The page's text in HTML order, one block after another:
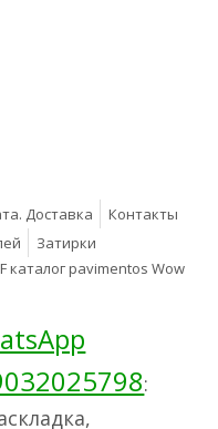
Доставка
Контакты
Затирки
каталог pavimentos Wow
: